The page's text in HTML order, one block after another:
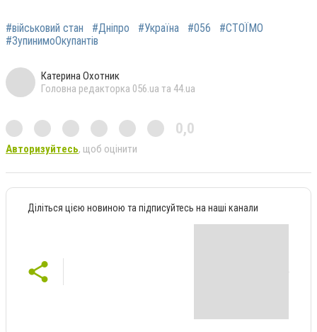
#військовий стан #Дніпро #Україна #056
#СТОЇМО
#ЗупинимоОкупантів
Катерина Охотник
Головна редакторка 056.ua та 44.ua
0,0
Авторизуйтесь, щоб оцінити
Діліться цією новиною та підписуйтесь на наші канали